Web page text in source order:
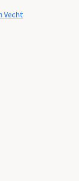
Vecht